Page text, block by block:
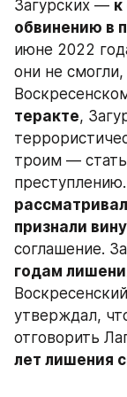
Загурских — к
обвинению в
июне 2022
они не
теракте,
троим —
признали вину
соглашение.
годам
утверждал,
отговорить
лет лишения